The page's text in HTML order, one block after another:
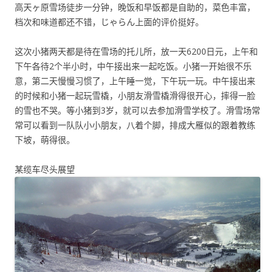
高天ヶ原雪场徒步一分钟，晚饭和早饭都是自助的，菜色丰富，
档次和味道都还不错，じゃらん上面的评价挺好。
这次小猪两天都是待在雪场的托儿所，放一天6200日元，上午和
下午各待2个半小时，中午接出来一起吃饭。小猪一开始很不乐
意，第二天慢慢习惯了，上午睡一觉，下午玩一玩。中午接出来
的时候和小猪一起玩雪橇，小朋友滑雪橇滑得很开心，摔得一脸
的雪也不哭。等小猪到3岁，就可以去参加滑雪学校了。滑雪场常
常可以看到一队队小小朋友，八着个脚，排成大雁似的跟着教练
下坡，萌得很。
某缆车尽头展望